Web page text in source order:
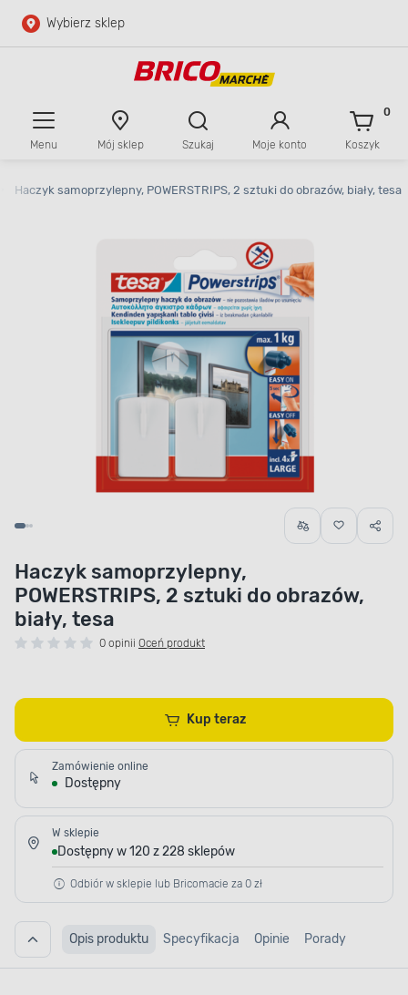
Przejdź do głównej zawartości
Wybierz sklep
Menu Mój sklep Szukaj Moje konto Koszyk
0
Haczyk samoprzylepny, POWERSTRIPS, 2 sztuki do obrazów, biały, tesa
Haczyk samoprzylepny,
POWERSTRIPS, 2 sztuki do obrazów,
biały, tesa
0 opinii Oceń produkt
Kup teraz
Zamówienie online
Dostępny
W sklepie
Dostępny w 120 z 228 sklepów
Odbiór w sklepie lub Bricomacie za 0 zł
Opis produktu Specyfikacja Opinie Porady